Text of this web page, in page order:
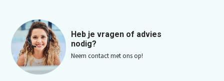
Heb je vragen of advies
nodig?
Neem contact met ons op!